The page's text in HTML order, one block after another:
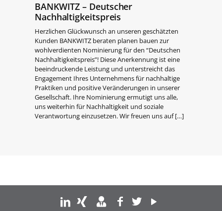
BANKWITZ – Deutscher
Nachhaltigkeitspreis
Herzlichen Glückwunsch an unseren geschätzten
Kunden BANKWITZ beraten planen bauen zur
wohlverdienten Nominierung für den “Deutschen
Nachhaltigkeitspreis”! Diese Anerkennung ist eine
beeindruckende Leistung und unterstreicht das
Engagement Ihres Unternehmens für nachhaltige
Praktiken und positive Veränderungen in unserer
Gesellschaft. Ihre Nominierung ermutigt uns alle,
uns weiterhin für Nachhaltigkeit und soziale
Verantwortung einzusetzen. Wir freuen uns auf[…]